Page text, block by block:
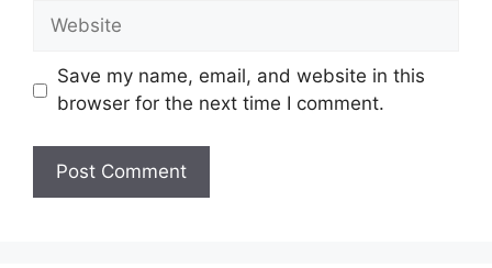
Website
Save my name, email, and website in this
browser for the next time I comment.